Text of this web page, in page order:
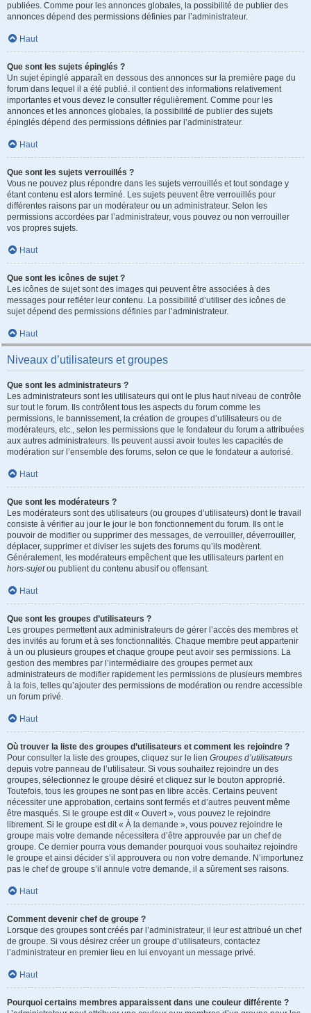
publiées. Comme pour les annonces globales, la possibilité de publier des
annonces dépend des permissions définies par l’administrateur.
Haut
Que sont les sujets épinglés ?
Un sujet épinglé apparaît en dessous des annonces sur la première page du
forum dans lequel il a été publié. il contient des informations relativement
importantes et vous devez le consulter régulièrement. Comme pour les
annonces et les annonces globales, la possibilité de publier des sujets
épinglés dépend des permissions définies par l’administrateur.
Haut
Que sont les sujets verrouillés ?
Vous ne pouvez plus répondre dans les sujets verrouillés et tout sondage y
étant contenu est alors terminé. Les sujets peuvent être verrouillés pour
différentes raisons par un modérateur ou un administrateur. Selon les
permissions accordées par l’administrateur, vous pouvez ou non verrouiller
vos propres sujets.
Haut
Que sont les icônes de sujet ?
Les icônes de sujet sont des images qui peuvent être associées à des
messages pour refléter leur contenu. La possibilité d’utiliser des icônes de
sujet dépend des permissions définies par l’administrateur.
Haut
Niveaux d’utilisateurs et groupes
Que sont les administrateurs ?
Les administrateurs sont les utilisateurs qui ont le plus haut niveau de contrôle
sur tout le forum. Ils contrôlent tous les aspects du forum comme les
permissions, le bannissement, la création de groupes d’utilisateurs ou de
modérateurs, etc., selon les permissions que le fondateur du forum a attribuées
aux autres administrateurs. Ils peuvent aussi avoir toutes les capacités de
modération sur l’ensemble des forums, selon ce que le fondateur a autorisé.
Haut
Que sont les modérateurs ?
Les modérateurs sont des utilisateurs (ou groupes d’utilisateurs) dont le travail
consiste à vérifier au jour le jour le bon fonctionnement du forum. Ils ont le
pouvoir de modifier ou supprimer des messages, de verrouiller, déverrouiller,
déplacer, supprimer et diviser les sujets des forums qu’ils modèrent.
Généralement, les modérateurs empêchent que les utilisateurs partent en
hors-sujetou publient du contenu abusif ou offensant.
Haut
Que sont les groupes d’utilisateurs ?
Les groupes permettent aux administrateurs de gérer l’accès des membres et
des invités au forum et à ses fonctionnalités. Chaque membre peut appartenir
à un ou plusieurs groupes et chaque groupe peut avoir ses permissions. La
gestion des membres par l’intermédiaire des groupes permet aux
administrateurs de modifier rapidement les permissions de plusieurs membres
à la fois, telles qu’ajouter des permissions de modération ou rendre accessible
un forum privé.
Haut
Où trouver la liste des groupes d’utilisateurs et comment les rejoindre ?
Pour consulter la liste des groupes, cliquez sur le lien Groupes d’utilisateurs
depuis votre panneau de l’utilisateur. Si vous souhaitez rejoindre un des
groupes, sélectionnez le groupe désiré et cliquez sur le bouton approprié.
Toutefois, tous les groupes ne sont pas en libre accès. Certains peuvent
nécessiter une approbation, certains sont fermés et d’autres peuvent même
être masqués. Si le groupe est dit « Ouvert », vous pouvez le rejoindre
librement. Si le groupe est dit « À la demande », vous pouvez rejoindre le
groupe mais votre demande nécessitera d’être approuvée par un chef de
groupe. Ce dernier pourra vous demander pourquoi vous souhaitez rejoindre
le groupe et ainsi décider s’il approuvera ou non votre demande. N’importunez
pas le chef de groupe s’il annule votre demande, il a sûrement ses raisons.
Haut
Comment devenir chef de groupe ?
Lorsque des groupes sont créés par l’administrateur, il leur est attribué un chef
de groupe. Si vous désirez créer un groupe d’utilisateurs, contactez
l’administrateur en premier lieu en lui envoyant un message privé.
Haut
Pourquoi certains membres apparaissent dans une couleur différente ?